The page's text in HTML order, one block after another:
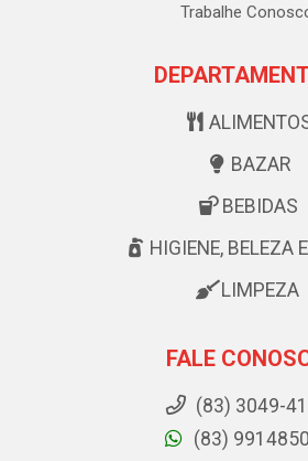
Trabalhe
BAZAR
BEBIDAS
HIGIENE, BELEZA
LIMPEZA
FALE
(83) 3049-
(83)